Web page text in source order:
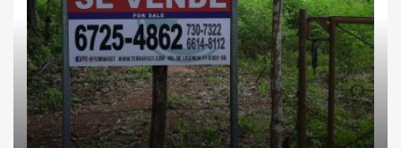
InversionesLotes comerciales
Negocios